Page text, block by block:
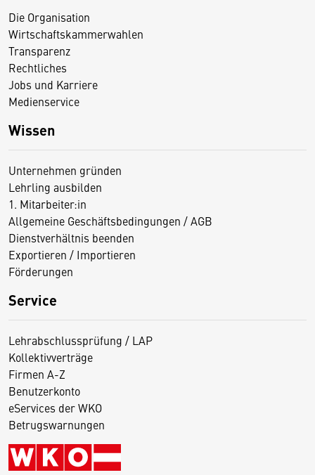
Die Organisation
Wirtschaftskammerwahlen
Transparenz
Rechtliches
Jobs und Karriere
Medienservice
Wissen
Unternehmen gründen
Lehrling ausbilden
1. Mitarbeiter:in
Allgemeine Geschäftsbedingungen / AGB
Dienstverhältnis beenden
Exportieren / Importieren
Förderungen
Service
Lehrabschlussprüfung / LAP
Kollektivverträge
Firmen A-Z
Benutzerkonto
eServices der WKO
Betrugswarnungen